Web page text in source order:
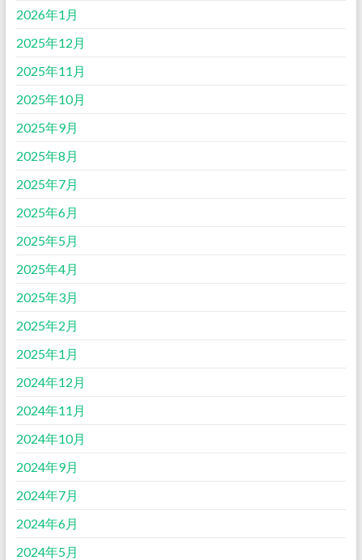
2026年1月
2025年12月
2025年11月
2025年10月
2025年9月
2025年8月
2025年7月
2025年6月
2025年5月
2025年4月
2025年3月
2025年2月
2025年1月
2024年12月
2024年11月
2024年10月
2024年9月
2024年7月
2024年6月
2024年5月